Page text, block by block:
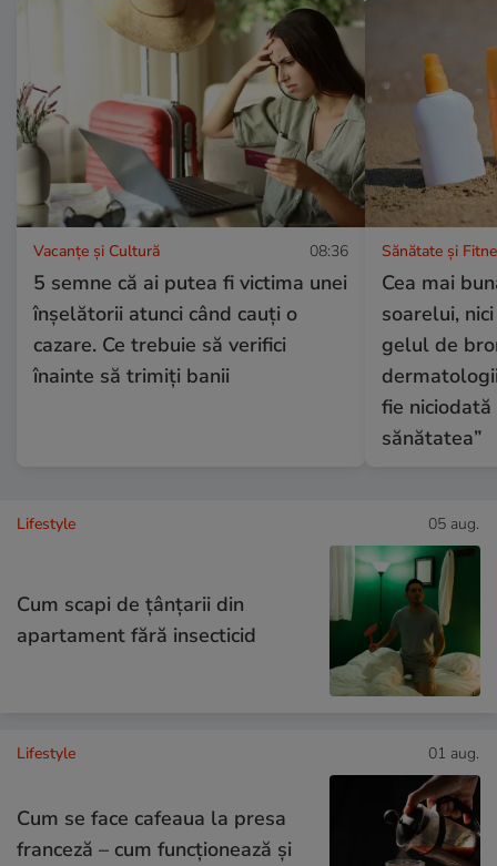
Vacanțe și Cultură 08:36
5 semne că ai putea fi victima unei
înșelătorii atunci când cauți o
cazare. Ce trebuie să verifici
înainte să trimiți banii
Sănătate și
Cea mai
soarelui,
gelul de
fie
sănătatea”
Lifestyle 05 aug.
Cum scapi de țânțarii din
apartament fără insecticid
Lifestyle 01 aug.
Cum se face cafeaua la presa
franceză – cum funcționează și